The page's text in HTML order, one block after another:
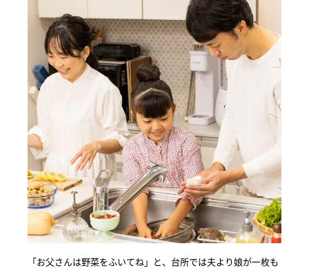
「お父さんは野菜をふいてね」と、台所では夫より娘が一枚も